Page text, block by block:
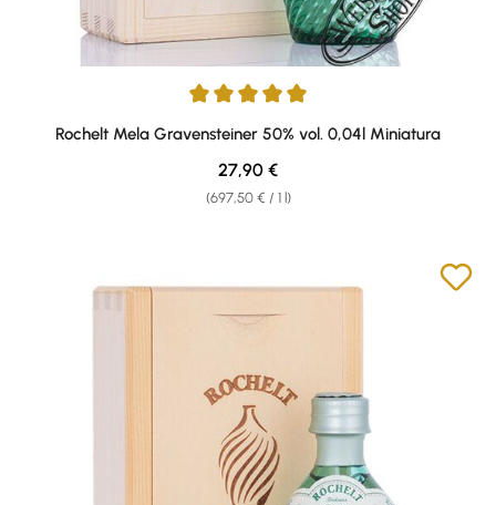
Average rating of 5 out of 5 stars
Rochelt Mela Gravensteiner 50% vol. 0,04l Miniatura
(697,50 € / 1 l)
Regular price:
27,90 €